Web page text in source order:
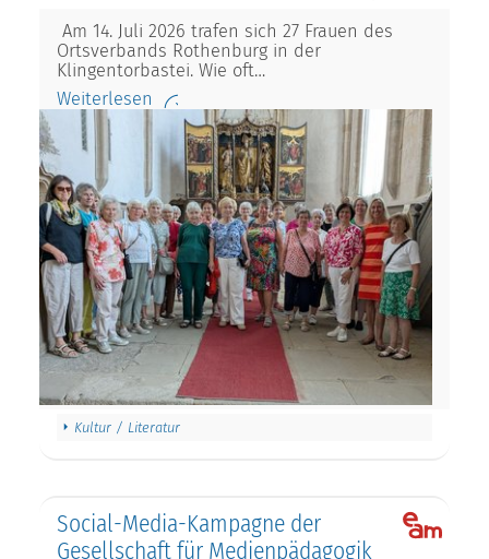
Am 14. Juli 2026 trafen sich 27 Frauen des
Ortsverbands Rothenburg in der
Klingentorbastei. Wie oft…
Weiterlesen
Kultur / Literatur
Social-Media-Kampagne der
Gesellschaft für Medienpädagogik